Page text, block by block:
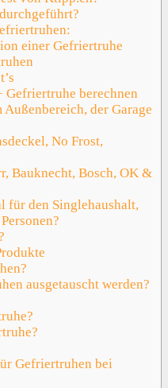
einer Gefriertruhe
Gefriertruhe berechnen
der Garage
No Frost,
Bauknecht, Bosch, OK &
für den Singlehaushalt,
ausgetauscht werden?
Gefriertruhen bei